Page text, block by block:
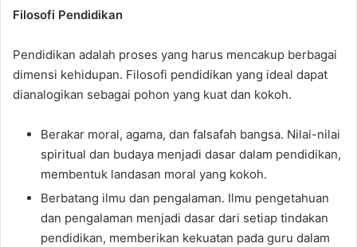
Filosofi Pendidikan
Pendidikan adalah proses yang harus mencakup berbagai
dimensi kehidupan. Filosofi pendidikan yang ideal dapat
dianalogikan sebagai pohon yang kuat dan kokoh.
Berakar moral, agama, dan falsafah bangsa. Nilai-nilai
spiritual dan budaya menjadi dasar dalam pendidikan,
membentuk landasan moral yang kokoh.
Berbatang ilmu dan pengalaman. Ilmu pengetahuan
dan pengalaman menjadi dasar dari setiap tindakan
pendidikan, memberikan kekuatan pada guru dalam